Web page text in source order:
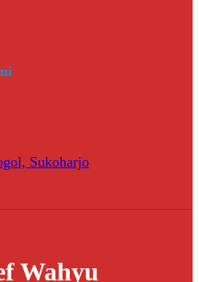
Sukoharjo
Wahyu